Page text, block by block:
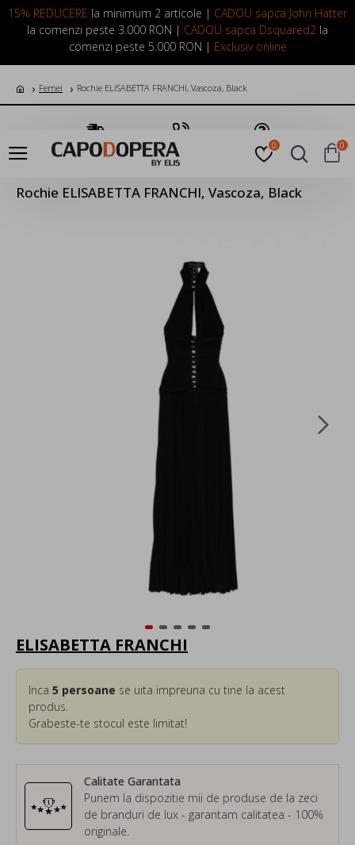
15% REDUCERE la minimum 2 articole | CADOU sapca John Hatter
la comenzi peste 3.000 RON | CADOU sapca Dsquared2 la
comenzi peste 5.000 RON | Exclusiv online
LOGIN INREGISTRARE
0 0
Femei Rochie ELISABETTA FRANCHI, Vascoza, Black
Transport Gratuit Suna Acum Pune o Intrebare
Rochie ELISABETTA FRANCHI, Vascoza, Black
ELISABETTA FRANCHI
Calitate Garantata
Punem la dispozitie mii de produse de la zeci
de branduri de lux - garantam calitatea - 100%
originale.
Inca 5 persoane se uita impreuna cu tine la acest
produs.
Grabeste-te stocul este limitat!